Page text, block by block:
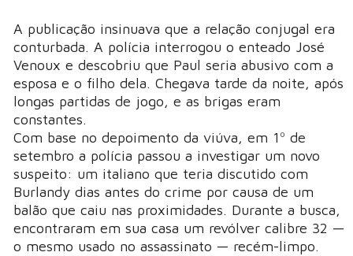
A publicação insinuava que a relação conjugal era
conturbada. A polícia interrogou o enteado José
Venoux e descobriu que Paul seria abusivo com a
esposa e o filho dela. Chegava tarde da noite, após
longas partidas de jogo, e as brigas eram
constantes.
Com base no depoimento da viúva, em 1º de
setembro a polícia passou a investigar um novo
suspeito: um italiano que teria discutido com
Burlandy dias antes do crime por causa de um
balão que caiu nas proximidades. Durante a busca,
encontraram em sua casa um revólver calibre 32 —
o mesmo usado no assassinato — recém-limpo.